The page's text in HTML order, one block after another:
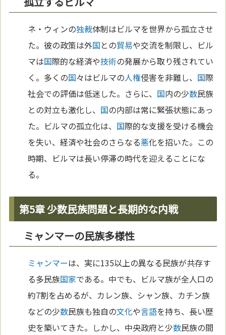
ネ・ウィンの独裁体制はビルマを世界から孤立させ
た。彼の政策は外国との貿易や交流を制限し、ビル
マは国際的な経済や技術の発展から取り残されてい
く。多くの国々はビルマの人権侵害を非難し、 国際
社会での評価は低迷した。さらに、 国内の少数民族
との対立も激化し、 国の内部は常に緊張状態にあっ
た。ビルマの孤立化は、 国際的な支援を受ける機会
を失い、経済や社会のさらなる悪化を招いた。この
時期、ビルマは長い停滞の時代を迎えることにな
る。
第5章 少数民族問題と長期的な内戦
ミャンマーの民族多様性
ミャンマーは、実に135以上の異なる民族が共存す
る多民族国家である。中でも、ビルマ族が全人口の
約7割を占めるが、カレン族、シャン族、カチン族
などの少数民族も独自の文化や言語を持ち、長い歴
史を築いてきた。しかし、中央政府と少数民族の間